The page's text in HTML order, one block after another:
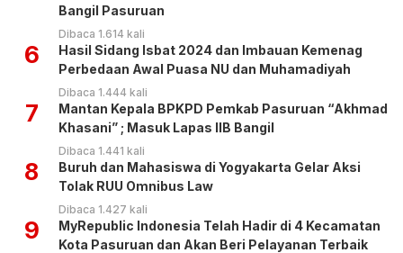
Bangil Pasuruan
Dibaca 1.614 kali
6
Hasil Sidang Isbat 2024 dan Imbauan Kemenag
Perbedaan Awal Puasa NU dan Muhamadiyah
Dibaca 1.444 kali
7
Mantan Kepala BPKPD Pemkab Pasuruan “Akhmad
Khasani” ; Masuk Lapas IIB Bangil
Dibaca 1.441 kali
8
Buruh dan Mahasiswa di Yogyakarta Gelar Aksi
Tolak RUU Omnibus Law
Dibaca 1.427 kali
9
MyRepublic Indonesia Telah Hadir di 4 Kecamatan
Kota Pasuruan dan Akan Beri Pelayanan Terbaik